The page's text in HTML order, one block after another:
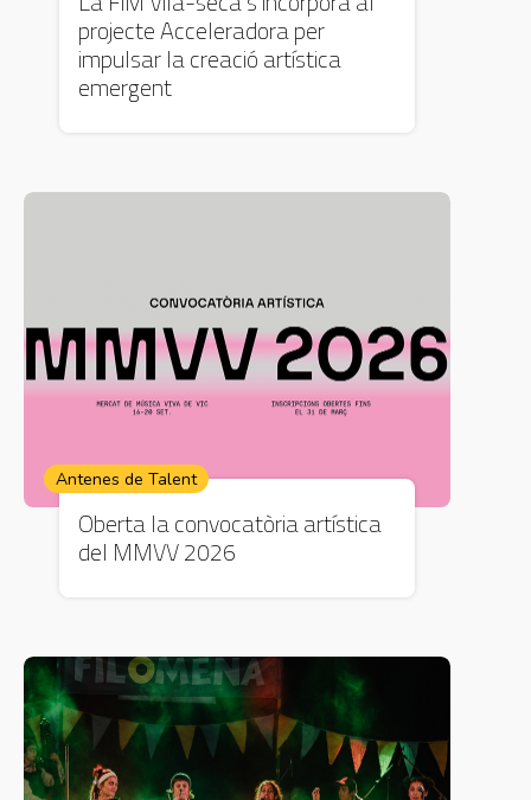
projecte Acceleradora per
impulsar la creació artística
emergent
Antenes de Talent
Oberta la convocatòria artística
del MMVV 2026